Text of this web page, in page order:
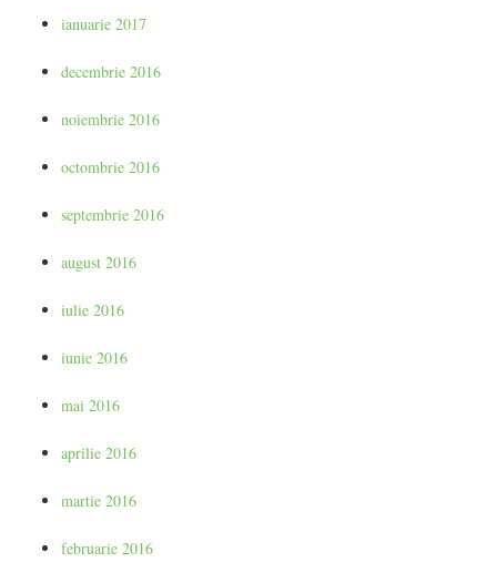
ianuarie 2017
decembrie 2016
noiembrie 2016
octombrie 2016
septembrie 2016
august 2016
iulie 2016
iunie 2016
mai 2016
aprilie 2016
martie 2016
februarie 2016